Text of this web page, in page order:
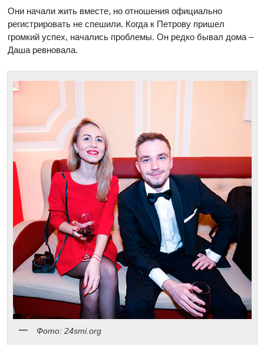
Они начали жить вместе, но отношения официально
регистрировать не спешили. Когда к Петрову пришел
громкий успех, начались проблемы. Он редко бывал дома –
Даша ревновала.
Фото: 24smi.org